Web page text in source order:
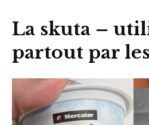
La skuta –
partout par